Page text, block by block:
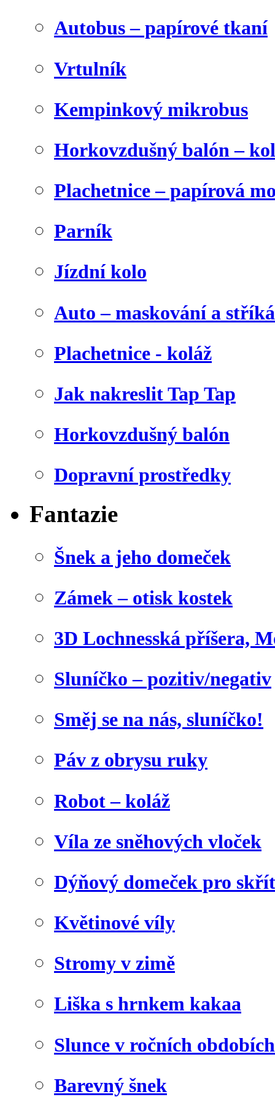
Autobus – papírové tkaní
Vrtulník
Kempinkový mikrobus
Horkovzdušný balón –
Plachetnice – papírová
Parník
Jízdní kolo
Auto – maskování a
Plachetnice - koláž
Jak nakreslit Tap Tap
Horkovzdušný balón
Dopravní prostředky
Fantazie
Šnek a jeho domeček
Zámek – otisk kostek
3D Lochnesská příšera,
Sluníčko – pozitiv/negativ
Směj se na nás, sluníčko!
Páv z obrysu ruky
Robot – koláž
Víla ze sněhových vloček
Dýňový domeček pro
Květinové víly
Stromy v zimě
Liška s hrnkem kakaa
Slunce v ročních obdobích
Barevný šnek